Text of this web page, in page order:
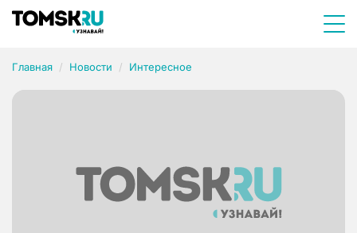
Главная Новости Интересное